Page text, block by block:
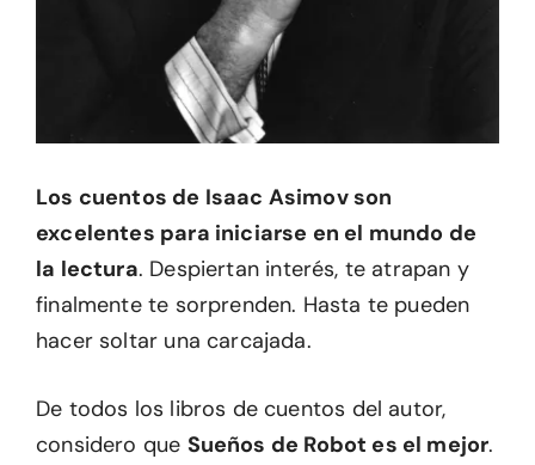
Los cuentos de Isaac Asimov son
excelentes para iniciarse en el mundo de
la lectura. Despiertan interés, te atrapan y
finalmente te sorprenden. Hasta te pueden
hacer soltar una carcajada.
De todos los libros de cuentos del autor,
considero que Sueños de Robot es el mejor.